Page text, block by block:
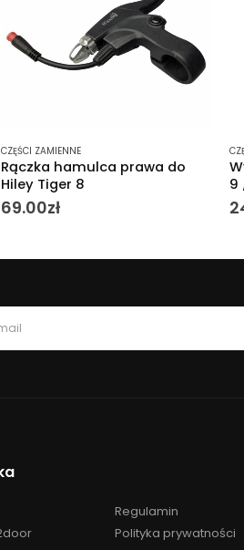
BRAK W MAGAZYNIE
CZĘŚCI ZAMIENNE
Wyświetlacz do Hiley Tiger 8 /
9 / 9 PRO
249.00zł
Regulamin
Polityka prywatności